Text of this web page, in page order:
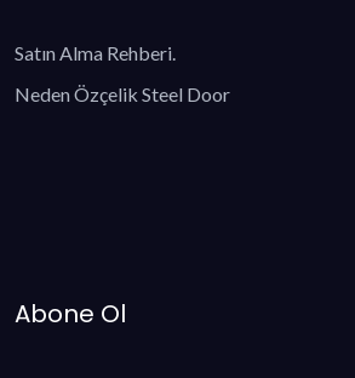
Satın Alma Rehberi.
Neden Özçelik Steel Door
Abone Ol